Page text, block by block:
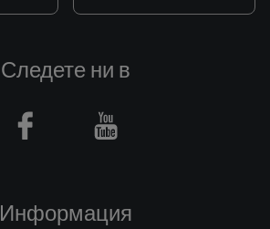
Информация
Следете ни в
Facebook Youtube